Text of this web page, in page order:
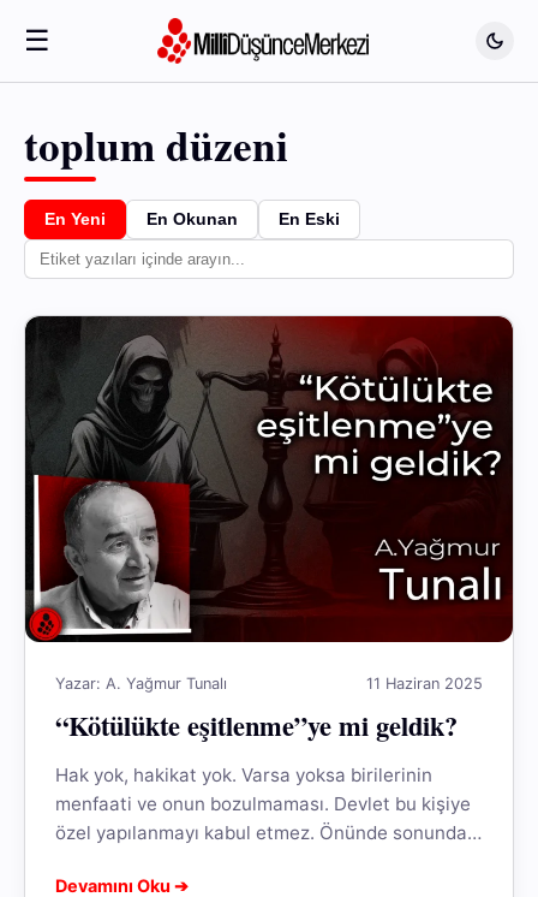
☰
toplum düzeni
En Yeni En Okunan En Eski
Yazar: A. Yağmur Tunalı 11 Haziran 2025
“Kötülükte eşitlenme”ye mi geldik?
Hak yok, hakikat yok. Varsa yoksa birilerinin
menfaati ve onun bozulmaması. Devlet bu kişiye
özel yapılanmayı kabul etmez. Önünde sonunda
Devamını Oku ➔